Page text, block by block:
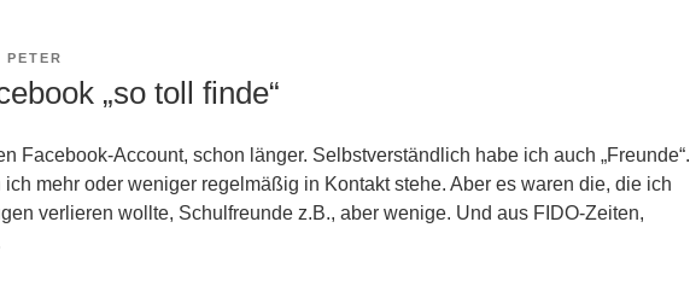
PETER
„so toll finde“
Facebook-Account, schon länger. Selbstverständlich habe ich auch „Freunde“.
ich mehr oder weniger regelmäßig in Kontakt stehe. Aber es waren die, die ich
verlieren wollte, Schulfreunde z.B., aber wenige. Und aus FIDO-Zeiten,